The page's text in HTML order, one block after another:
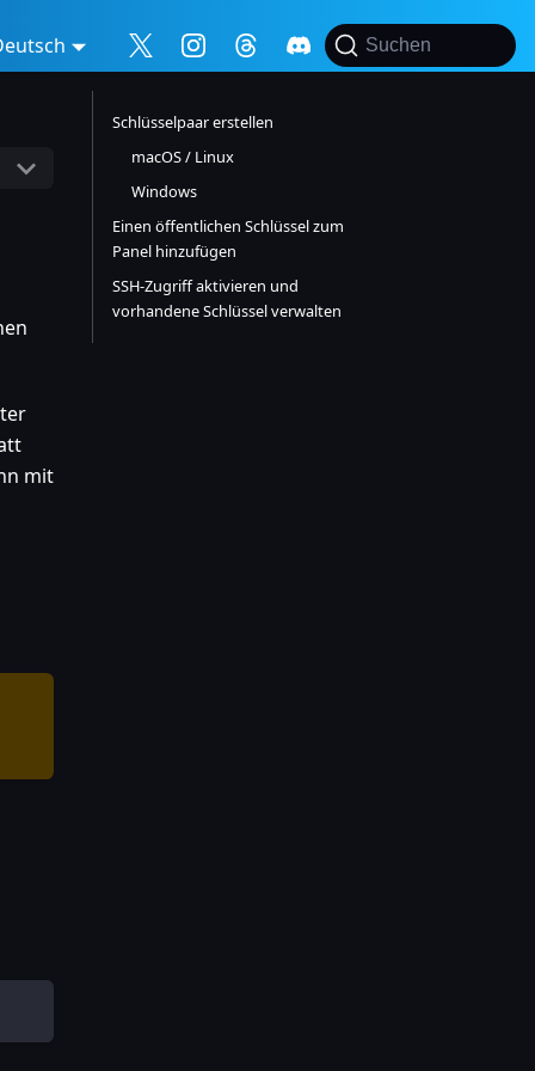
Suchen
mit
Schlüsselpaar erstellen
macOS / Linux
Windows
Einen öffentlichen Schlüssel zum
Panel hinzufügen
SSH-Zugriff aktivieren und
vorhandene Schlüssel verwalten